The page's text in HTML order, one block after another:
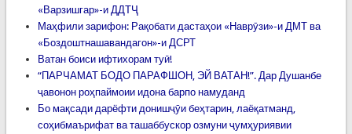
«Варзишгар»-и ДДТҶ
Маҳфили зарифон: Рақобати дастаҳои «Наврӯзи»-и ДМТ ва
«Боздоштнашавандагон»-и ДСРТ
Ватан боиси ифтихорам туӣ!
“ПАРЧАМАТ БОДО ПАРАФШОН, ЭЙ ВАТАН!”. Дар Душанбе
ҷавонон роҳпаймоии идона барпо намуданд
Бо мақсади дарёфти донишҷӯи беҳтарин, лаёқатманд,
соҳибмаърифат ва ташаббускор озмуни ҷумҳуриявии